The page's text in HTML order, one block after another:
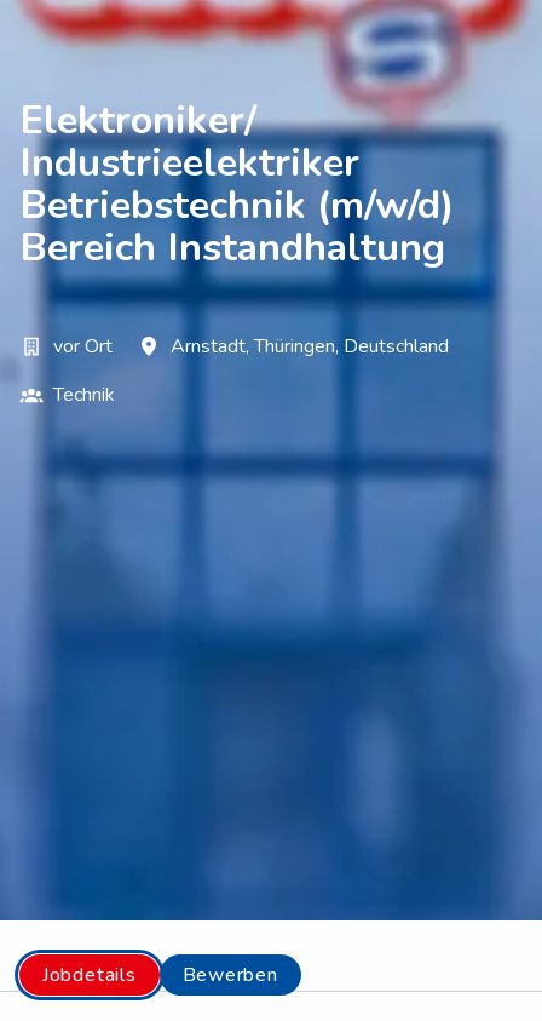
Elektroniker/
Industrieelektriker
Betriebstechnik (m/w/d)
Bereich Instandhaltung
vor Ort Arnstadt, Thüringen, Deutschland
Technik
Jobdetails Bewerben